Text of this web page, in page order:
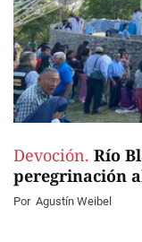
Devoción. Río
peregrinación
Por Agustín Weibel